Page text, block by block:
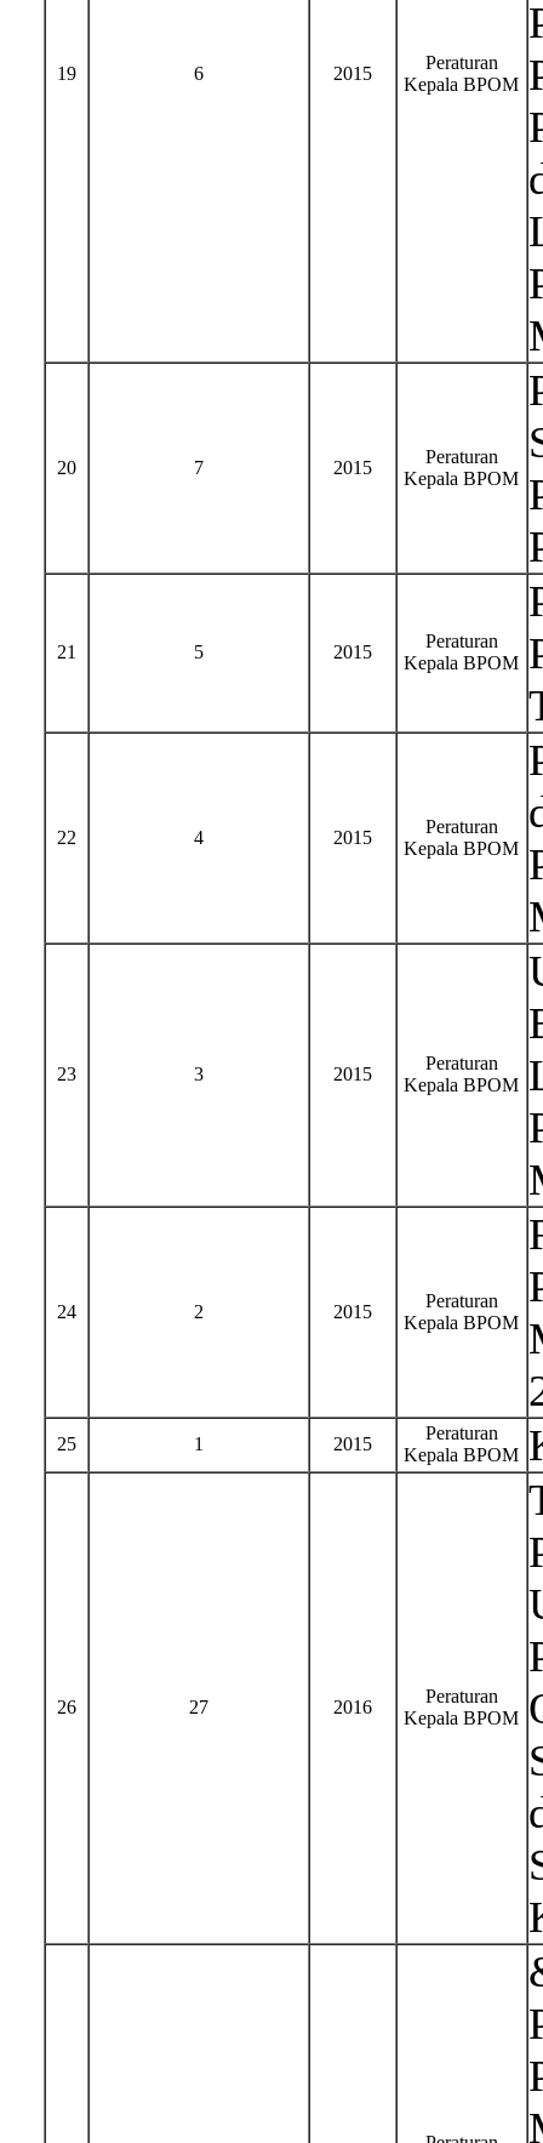
19 6 2015
Peraturan
Kepala BPOM
20 7 2015
Peraturan
Kepala BPOM
21 5 2015
Peraturan
Kepala BPOM
22 4 2015
Peraturan
Kepala BPOM
23 3 2015
Peraturan
Kepala BPOM
24 2 2015
Peraturan
Kepala BPOM
25 1 2015
Peraturan
Kepala BPOM
26 27 2016
Peraturan
Kepala BPOM